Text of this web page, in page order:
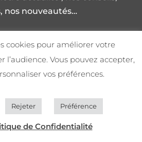
nos nouveautés…
S'INSCRIRE
cookies pour améliorer votre
l’audience. Vous pouvez accepter,
vos préférences.
Rejeter Préférence
de Confidentialité